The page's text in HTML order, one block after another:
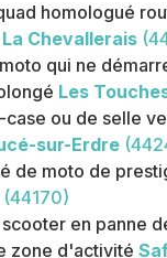
homologué
La Chevallerais
qui ne
Les
ou de selle
sur-Erdre
de moto de
(44170)
en panne
zone d'activité